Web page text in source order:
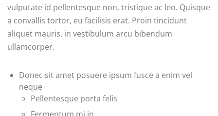
vulputate id pellentesque non, tristique ac leo. Quisque
a convallis tortor, eu facilisis erat. Proin tincidunt
aliquet mauris, in vestibulum arcu bibendum
ullamcorper.
Donec sit amet posuere ipsum fusce a enim vel
neque
Pellentesque porta felis